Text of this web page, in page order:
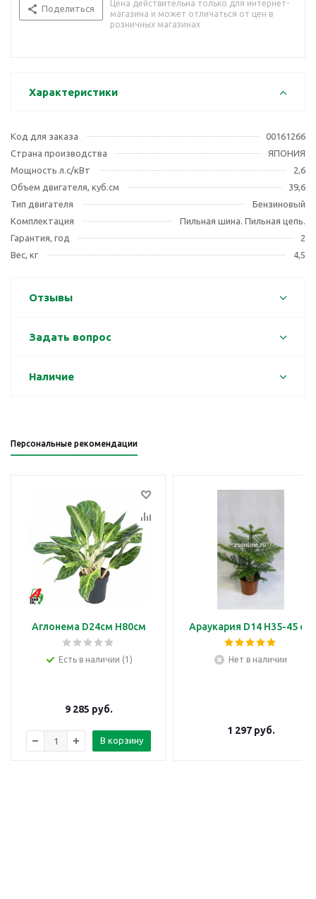
Поделиться
Цена действительна только для интернет-
магазина и может отличаться от цен в
розничных магазинах
Характеристики
Код для заказа
00161266
Страна производства
ЯПОНИЯ
Мощность л.с/кВт
2,6
Объем двигателя, куб.см
39,6
Тип двигателя
Бензиновый
Комплектация
Пильная шина. Пильная цепь.
Гарантия, год
2
Вес, кг
4,5
Отзывы
Задать вопрос
Наличие
Персональные рекомендации
Аглонема D24см H80см
Есть в наличии (1)
9 285 руб.
В корзину
Араукария D14 H35-45 см
Нет в наличии
1 297руб.